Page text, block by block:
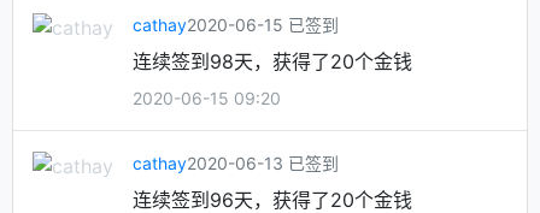
cathay2020-06-15 已签到
连续签到98天，获得了20个金钱
2020-06-15 09:20
cathay2020-06-13 已签到
连续签到96天，获得了20个金钱